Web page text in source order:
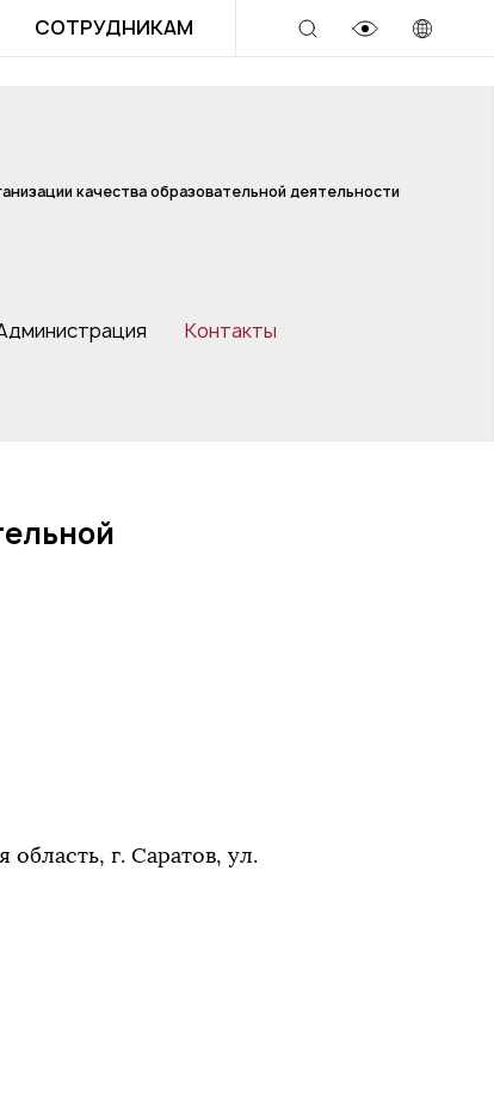
СОТРУДНИКАМ
качества образовательной деятельности
Контакты
г. Саратов, ул.